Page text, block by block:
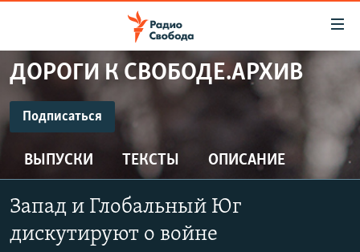
упрощенного
Вернуться
основному
содержанию
Вернутся
главной
ПРОГРАММЫ
ПОДКАСТЫ
АВТОРСКИЕ ПРОЕКТЫ
МНЕНИЯ
КУЛЬТУРА
ДОРОГИ К СВОБОДЕ.АРХИВ
Подписаться
ПОДПИСАТЬСЯ
CastBox
Подписаться
ВЫПУСКИ ТЕКСТЫ ОПИСАНИЕ
Запад и Глобальный Юг
дискутируют о войне